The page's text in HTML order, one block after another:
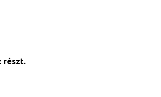
részt.